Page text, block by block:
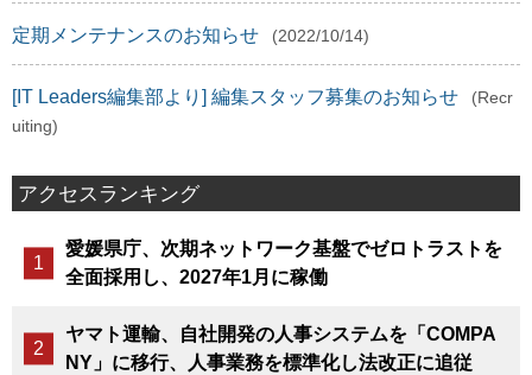
定期メンテナンスのお知らせ (2022/10/14)
[IT Leaders編集部より] 編集スタッフ募集のお知らせ
(Recr
uiting)
アクセスランキング
愛媛県庁、次期ネットワーク基盤でゼロトラストを
全面採用し、2027年1月に稼働
ヤマト運輸、自社開発の人事システムを「COMPA
NY」に移行、人事業務を標準化し法改正に追従